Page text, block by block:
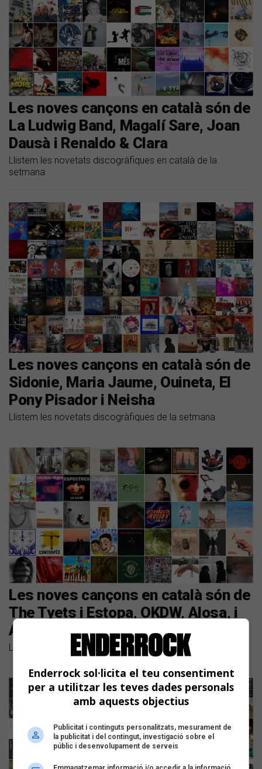
Les noves cançons en català són de
La Ludwig Band, Magalí Sare, Joan
Dausà i Renaldo & Clara
Llistem les novetats discogràfiques en català de la
setmana
Les noves cançons en català són de
Sidonie, Maria Jaume, Ouineta, El
Pony Pisador i Neisha
Llistem les novetats discogràfiques de la setmana
Les noves cançons en català són de
The Tyets i Estopa, OKDW, Alosa, i
Arnau Obiols amb Alba Careta
Llistem les novetats discogràfiques de la setmana
Enderrock sol·licita el teu consentiment
per a utilitzar les teves dades personals
amb aquests objectius
Publicitat i continguts personalitzats, mesurament de
la publicitat i del contingut, investigació sobre el
públic i desenvolupament de serveis